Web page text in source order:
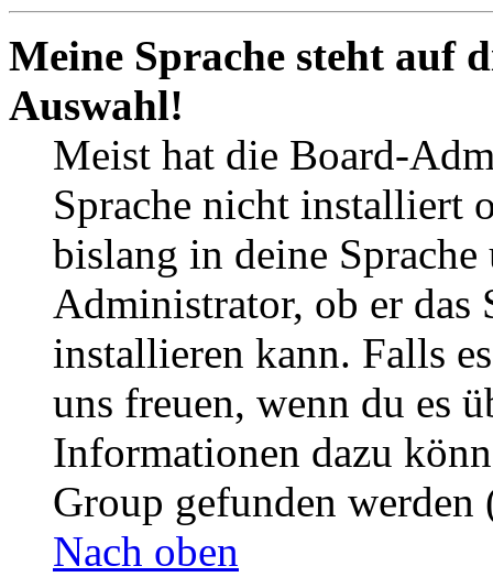
Meine Sprache steht auf
Auswahl!
Meist hat die Board-
Sprache nicht installiert
bislang in deine
Administrator, ob er das
installieren kann. Falls
uns freuen, wenn du es
Informationen dazu
Group gefunden
Nach oben